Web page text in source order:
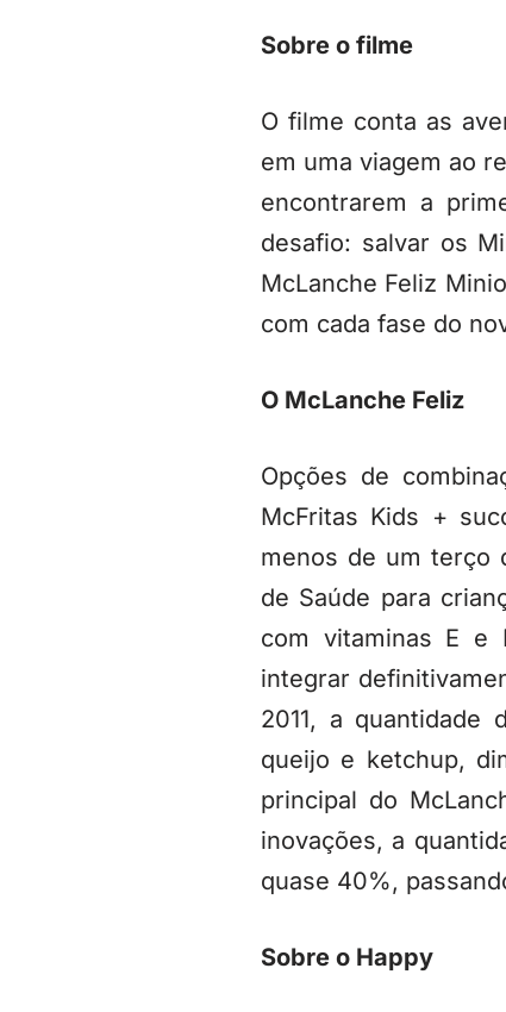
Sobre o filme
O filme conta as
em uma viagem ao
encontrarem a
desafio: salvar os
McLanche Feliz
com cada fase do
O McLanche Feliz
Opções de
McFritas Kids +
menos de um terço
de Saúde para
com vitaminas E e
integrar
2011, a quantidade
queijo e ketchup,
principal do
inovações, a
quase 40%,
Sobre o Happy